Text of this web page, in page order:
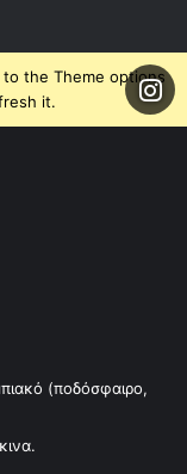
to the Theme options
it.
(ποδόσφαιρο,